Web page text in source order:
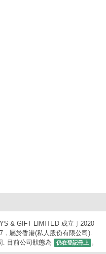
& GIFT LIMITED 成立于2020
屬於香港(私人股份有限公司).
. 目前公司狀態為
仍在登記冊上 。